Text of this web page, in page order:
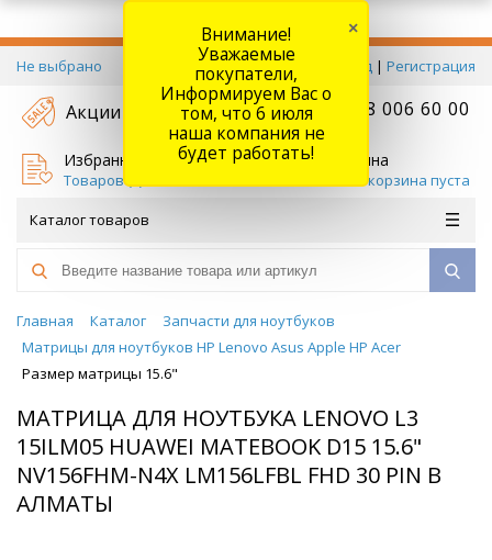
Не выбрано Вход | Регистрация
Акции +7 778 006 60 00
Избранное
Товаров (
Корзина
Ваша корзина пуста
Каталог товаров
Главная Каталог
Запчасти для ноутбуков
Матрицы для ноутбуков HP Lenovo Asus Apple HP Acer
Размер матрицы 15.6"
МАТРИЦА ДЛЯ НОУТБУКА LENOVO L3
15ILM05 HUAWEI MATEBOOK D15 15.6"
NV156FHM-N4X LM156LFBL FHD 30 PIN В
АЛМАТЫ
Внимание!
Уважаемые
покупатели,
Информируем Вас о
том, что 6 июля
наша компания не
будет работать!
×